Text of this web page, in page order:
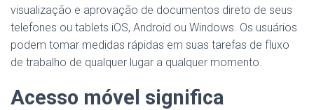
visualização e aprovação de documentos direto de seus
telefones ou tablets iOS, Android ou Windows. Os usuários
podem tomar medidas rápidas em suas tarefas de fluxo
de trabalho de qualquer lugar a qualquer momento.
Acesso móvel significa